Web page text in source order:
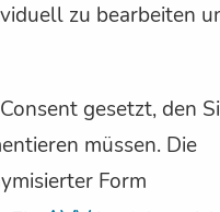
zu bearbeiten
gesetzt, den
müssen. Die
Form